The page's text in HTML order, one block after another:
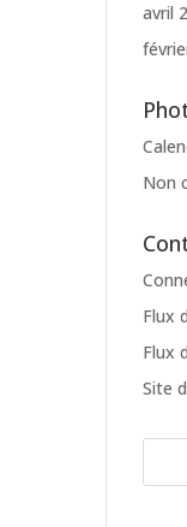
avril
Non
Flux
Flux
Site